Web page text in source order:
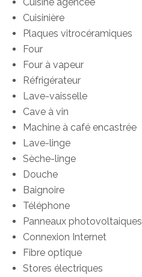
Cuisinière
Plaques vitrocéramiques
Four
Four à vapeur
Réfrigérateur
Lave-vaisselle
Cave à vin
Machine à café encastrée
Lave-linge
Sèche-linge
Douche
Baignoire
Téléphone
Panneaux photovoltaiques
Connexion Internet
Fibre optique
Stores électriques